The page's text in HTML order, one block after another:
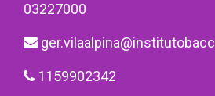
03227000
1159902342